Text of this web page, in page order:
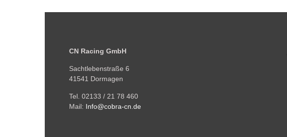
CN Racing GmbH
Sachtlebenstraße 6
41541 Dormagen
Tel. 02133 / 21 78 460
Mail: Info@cobra-cn.de